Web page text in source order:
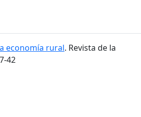
economía rural. Revista de la
42